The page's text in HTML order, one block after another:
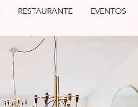
RESTAURANTE EVENTOS